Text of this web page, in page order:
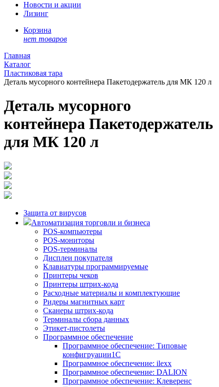
Новости и акции
Лизинг
Корзина
нет товаров
Главная
Каталог
Пластиковая тара
Деталь мусорного контейнера Пакетодержатель для МК 120 л
Деталь мусорного
контейнера Пакетодержатель
для МК 120 л
Защита от вирусов
Автоматизация торговли и бизнеса
POS-компьютеры
POS-мониторы
POS-терминалы
Дисплеи покупателя
Клавиатуры программируемые
Принтеры чеков
Принтеры штрих-кода
Расходные материалы и комплектующие
Ридеры магнитных карт
Сканеры штрих-кода
Терминалы сбора данных
Этикет-пистолеты
Программное обеспечение
Программное обеспечение: Типовые
конфигруации1С
Программное обеспечение: ilexx
Программное обеспечение: DALION
Программное обеспечение: Клеверенс